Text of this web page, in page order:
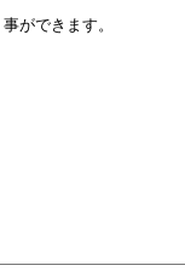
ができます。